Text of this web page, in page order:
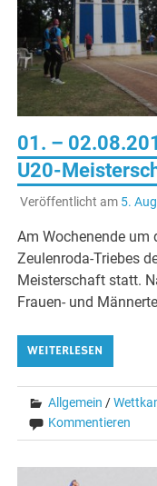
01. –
U20-
Veröffentlicht am 5.
Am Wochenende um
Zeulenroda-Triebes
Meisterschaft statt.
Frauen- und
WEITERLESEN
Allgemein /
Kommentieren